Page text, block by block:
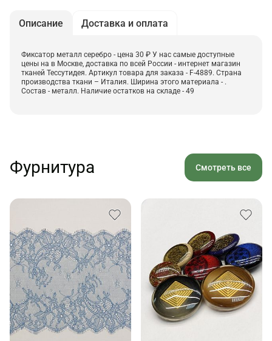
Описание Доставка и оплата
Фиксатор металл серебро - цена 30 ₽ У нас самые доступные
цены на в Москве, доставка по всей России - интернет магазин
тканей Тессутидея. Артикул товара для заказа - F-4889. Страна
производства ткани – Италия. Ширина этого материала - .
Состав - металл. Наличие остатков на складе - 49
Фурнитура Смотреть все